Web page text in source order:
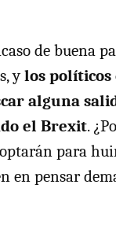
de buena
ylos políticos
alguna
el Brexit.
para
en pensar